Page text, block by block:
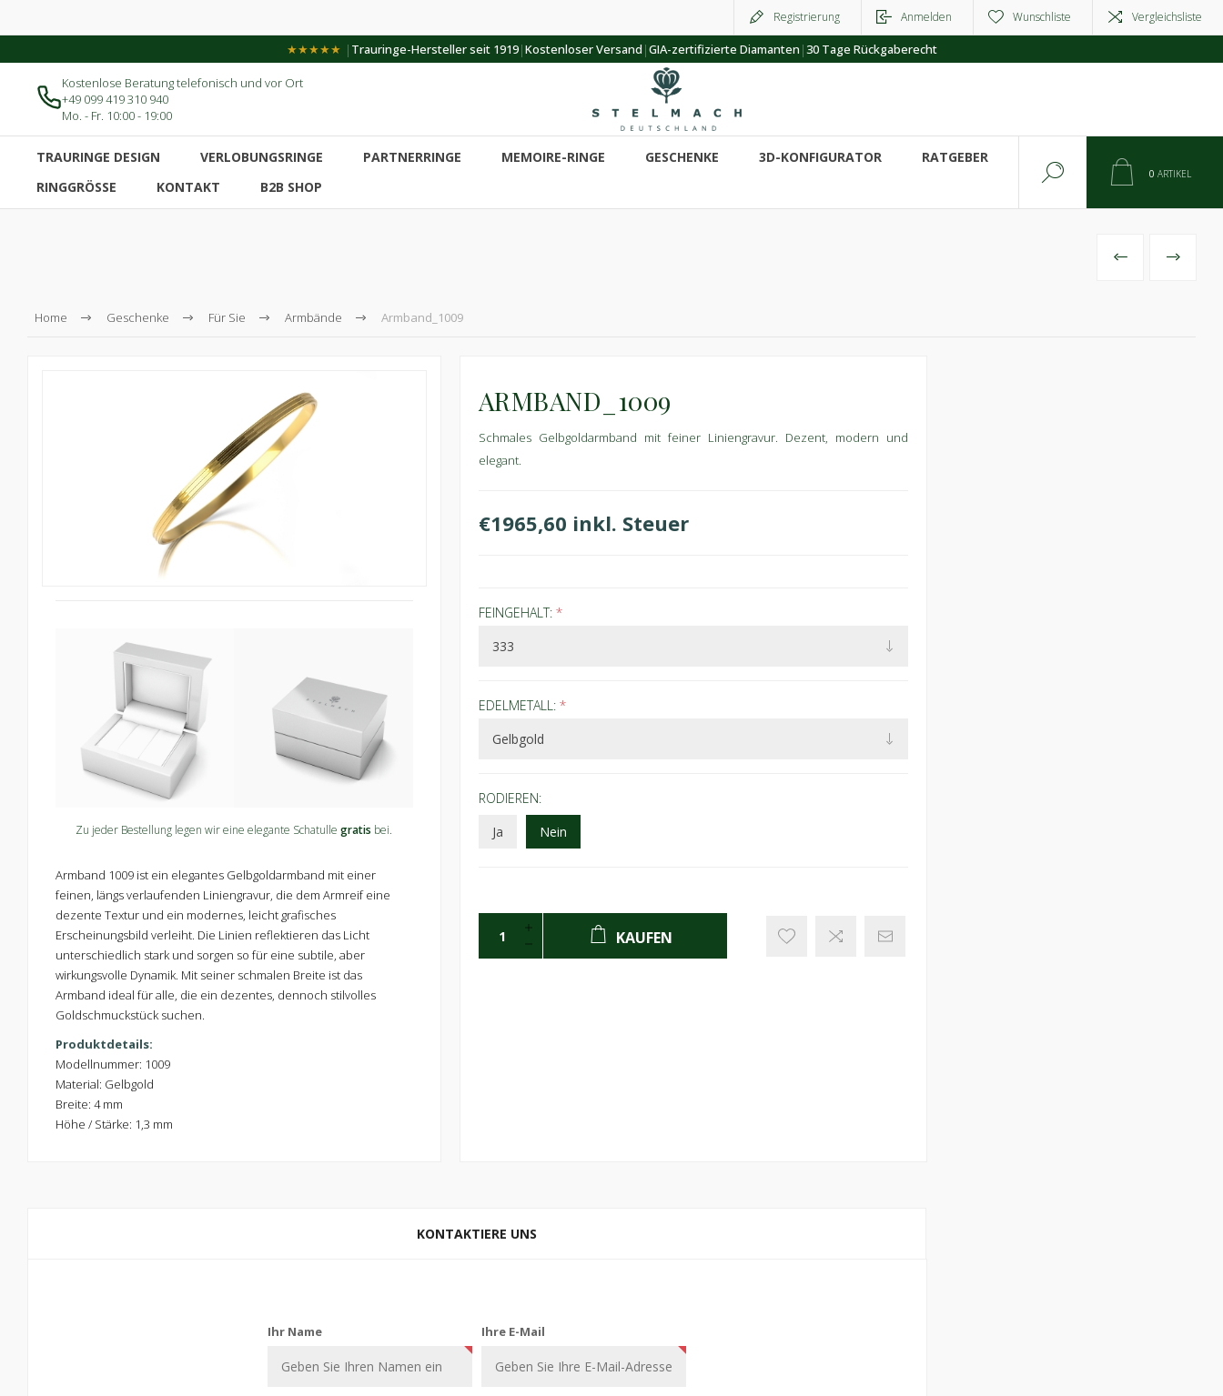
Registrierung Anmelden Wunschliste Vergleichsliste
★★★★★ | Trauringe-Hersteller seit 1919|Kostenloser Versand |GIA-zertifizierte Diamanten |30 Tage Rückgaberecht
Kostenlose Beratung telefonisch und vor Ort
+49 099 419 310 940
Mo. - Fr. 10:00 - 19:00
TRAURINGE DESIGN VERLOBUNGSRINGE PARTNERRINGE MEMOIRE-RINGE GESCHENKE 3D-KONFIGURATOR
RATGEBER
RINGGRÖSSE
KONTAKT B2B SHOP
0 ARTIKEL
Home Geschenke Für Sie Armbände Armband_1009
VORHERIGES
Zu jeder Bestellung legen wir eine elegante Schatullegratis bei.
Armband 1009 ist ein elegantes Gelbgoldarmband mit einer
feinen, längs verlaufenden Liniengravur, die dem Armreif eine
dezente Textur und ein modernes, leicht grafisches
Erscheinungsbild verleiht. Die Linien reflektieren das Licht
unterschiedlich stark und sorgen so für eine subtile, aber
wirkungsvolle Dynamik. Mit seiner schmalen Breite ist das
Armband ideal für alle, die ein dezentes, dennoch stilvolles
Goldschmuckstück suchen.
Produktdetails:
Modellnummer: 1009
Material: Gelbgold
Breite: 4 mm
Höhe / Stärke: 1,3 mm
ARMBAND_1009
Schmales Gelbgoldarmband mit feiner Liniengravur. Dezent, modern und
elegant.
€1965,60 inkl. Steuer
FEINGEHALT: *
EDELMETALL: *
RODIEREN:
Ja
Nein
KAUFEN
KONTAKTIERE UNS
Ihr Name Ihre E-Mail